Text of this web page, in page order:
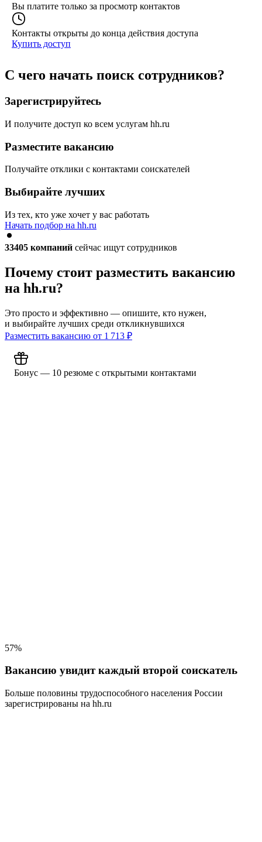
Вы платите только за просмотр контактов
Контакты открыты до конца действия доступа
Купить доступ
С чего начать поиск сотрудников?
Зарегистрируйтесь
И получите доступ ко всем услугам hh.ru
Разместите вакансию
Получайте отклики с контактами соискателей
Выбирайте лучших
Из тех, кто уже хочет у вас работать
Начать подбор на hh.ru
33405 компаний сейчас ищут сотрудников
Почему стоит разместить вакансию
на hh.ru?
Это просто и эффективно — опишите, кто нужен,
и выбирайте лучших среди откликнувшихся
Разместить вакансию от 1 713 ₽
Бонус — 10 резюме с открытыми контактами
57%
Вакансию увидит каждый второй соискатель
Больше половины трудоспособного населения России
зарегистрированы на hh.ru